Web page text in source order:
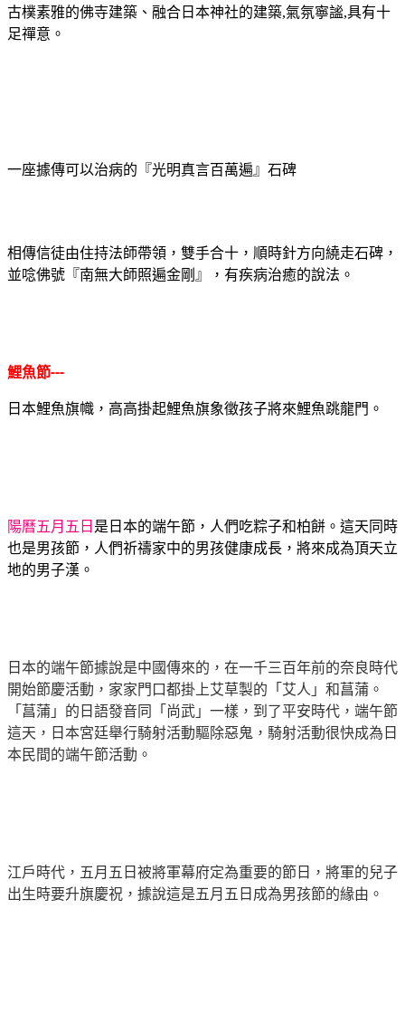
古樸素雅的佛寺建築、融合日本神社的建築,氣氛寧謐,具有十
足禪意。
一座據傳可以治病的『光明真言百萬遍』石碑
相傳信徒由住持法師帶領，雙手合十，順時針方向繞走石碑，
並唸佛號『南無大師照遍金剛』，有疾病治癒的說法。
鯉魚節---
日本鯉魚旗幟，高高掛起鯉魚旗象徵孩子將來鯉魚跳龍門。
陽曆五月五日是日本的端午節，人們吃粽子和柏餅。這天同時
也是男孩節，人們祈禱家中的男孩健康成長，將來成為頂天立
地的男子漢。
日本的端午節據說是中國傳來的，在一千三百年前的奈良時代
開始節慶活動，家家門口都掛上艾草製的「艾人」和菖蒲。
「菖蒲」的日語發音同「尚武」一樣，到了平安時代，端午節
這天，日本宮廷舉行騎射活動驅除惡鬼，騎射活動很快成為日
本民間的端午節活動。
江戶時代，五月五日被將軍幕府定為重要的節日，將軍的兒子
出生時要升旗慶祝，據說這是五月五日成為男孩節的緣由。